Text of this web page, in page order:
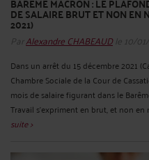
DE SALAIRE BRUT ET NON EN
2021)
ParAlexandre CHABEAUDle 10/01/
Dans un arrêt du 15 décembre 2021
Chambre Sociale de la Cour de
mois de salaire figurant dans le
Travail s'expriment en brut, et non en
suite >